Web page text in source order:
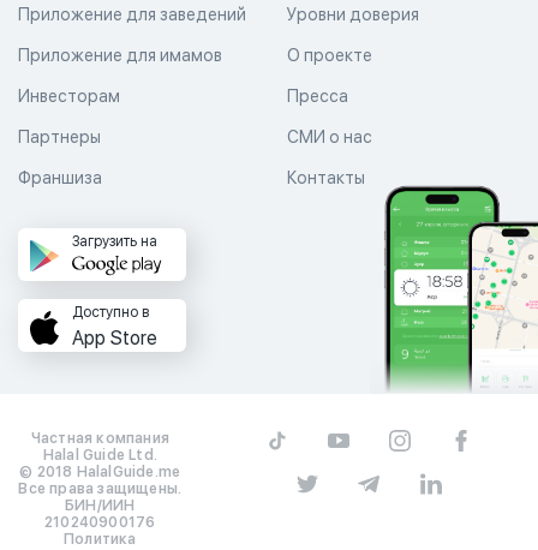
Уровни доверия
Приложение для заведений
Приложение для имамов О проекте
Пресса
СМИ о нас
Контакты
Инвесторам
Партнеры
Франшиза
Загрузить на
Доступно в
App Store
Частная компания
Halal Guide Ltd.
© 2018 HalalGuide.me
Все права защищены.
БИН/ИИН
210240900176
Политика